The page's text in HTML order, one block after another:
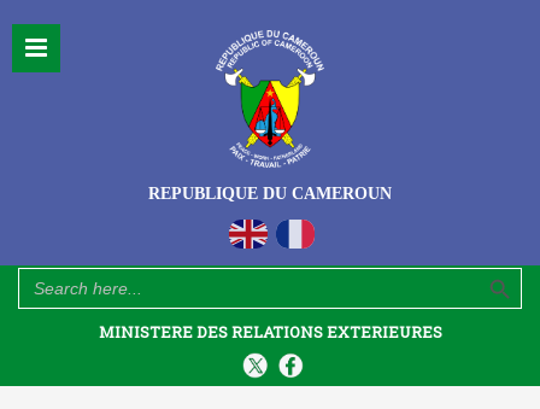
REPUBLIQUE DU CAMEROUN
Search
for:
Search Button
MINISTERE DES RELATIONS EXTERIEURES